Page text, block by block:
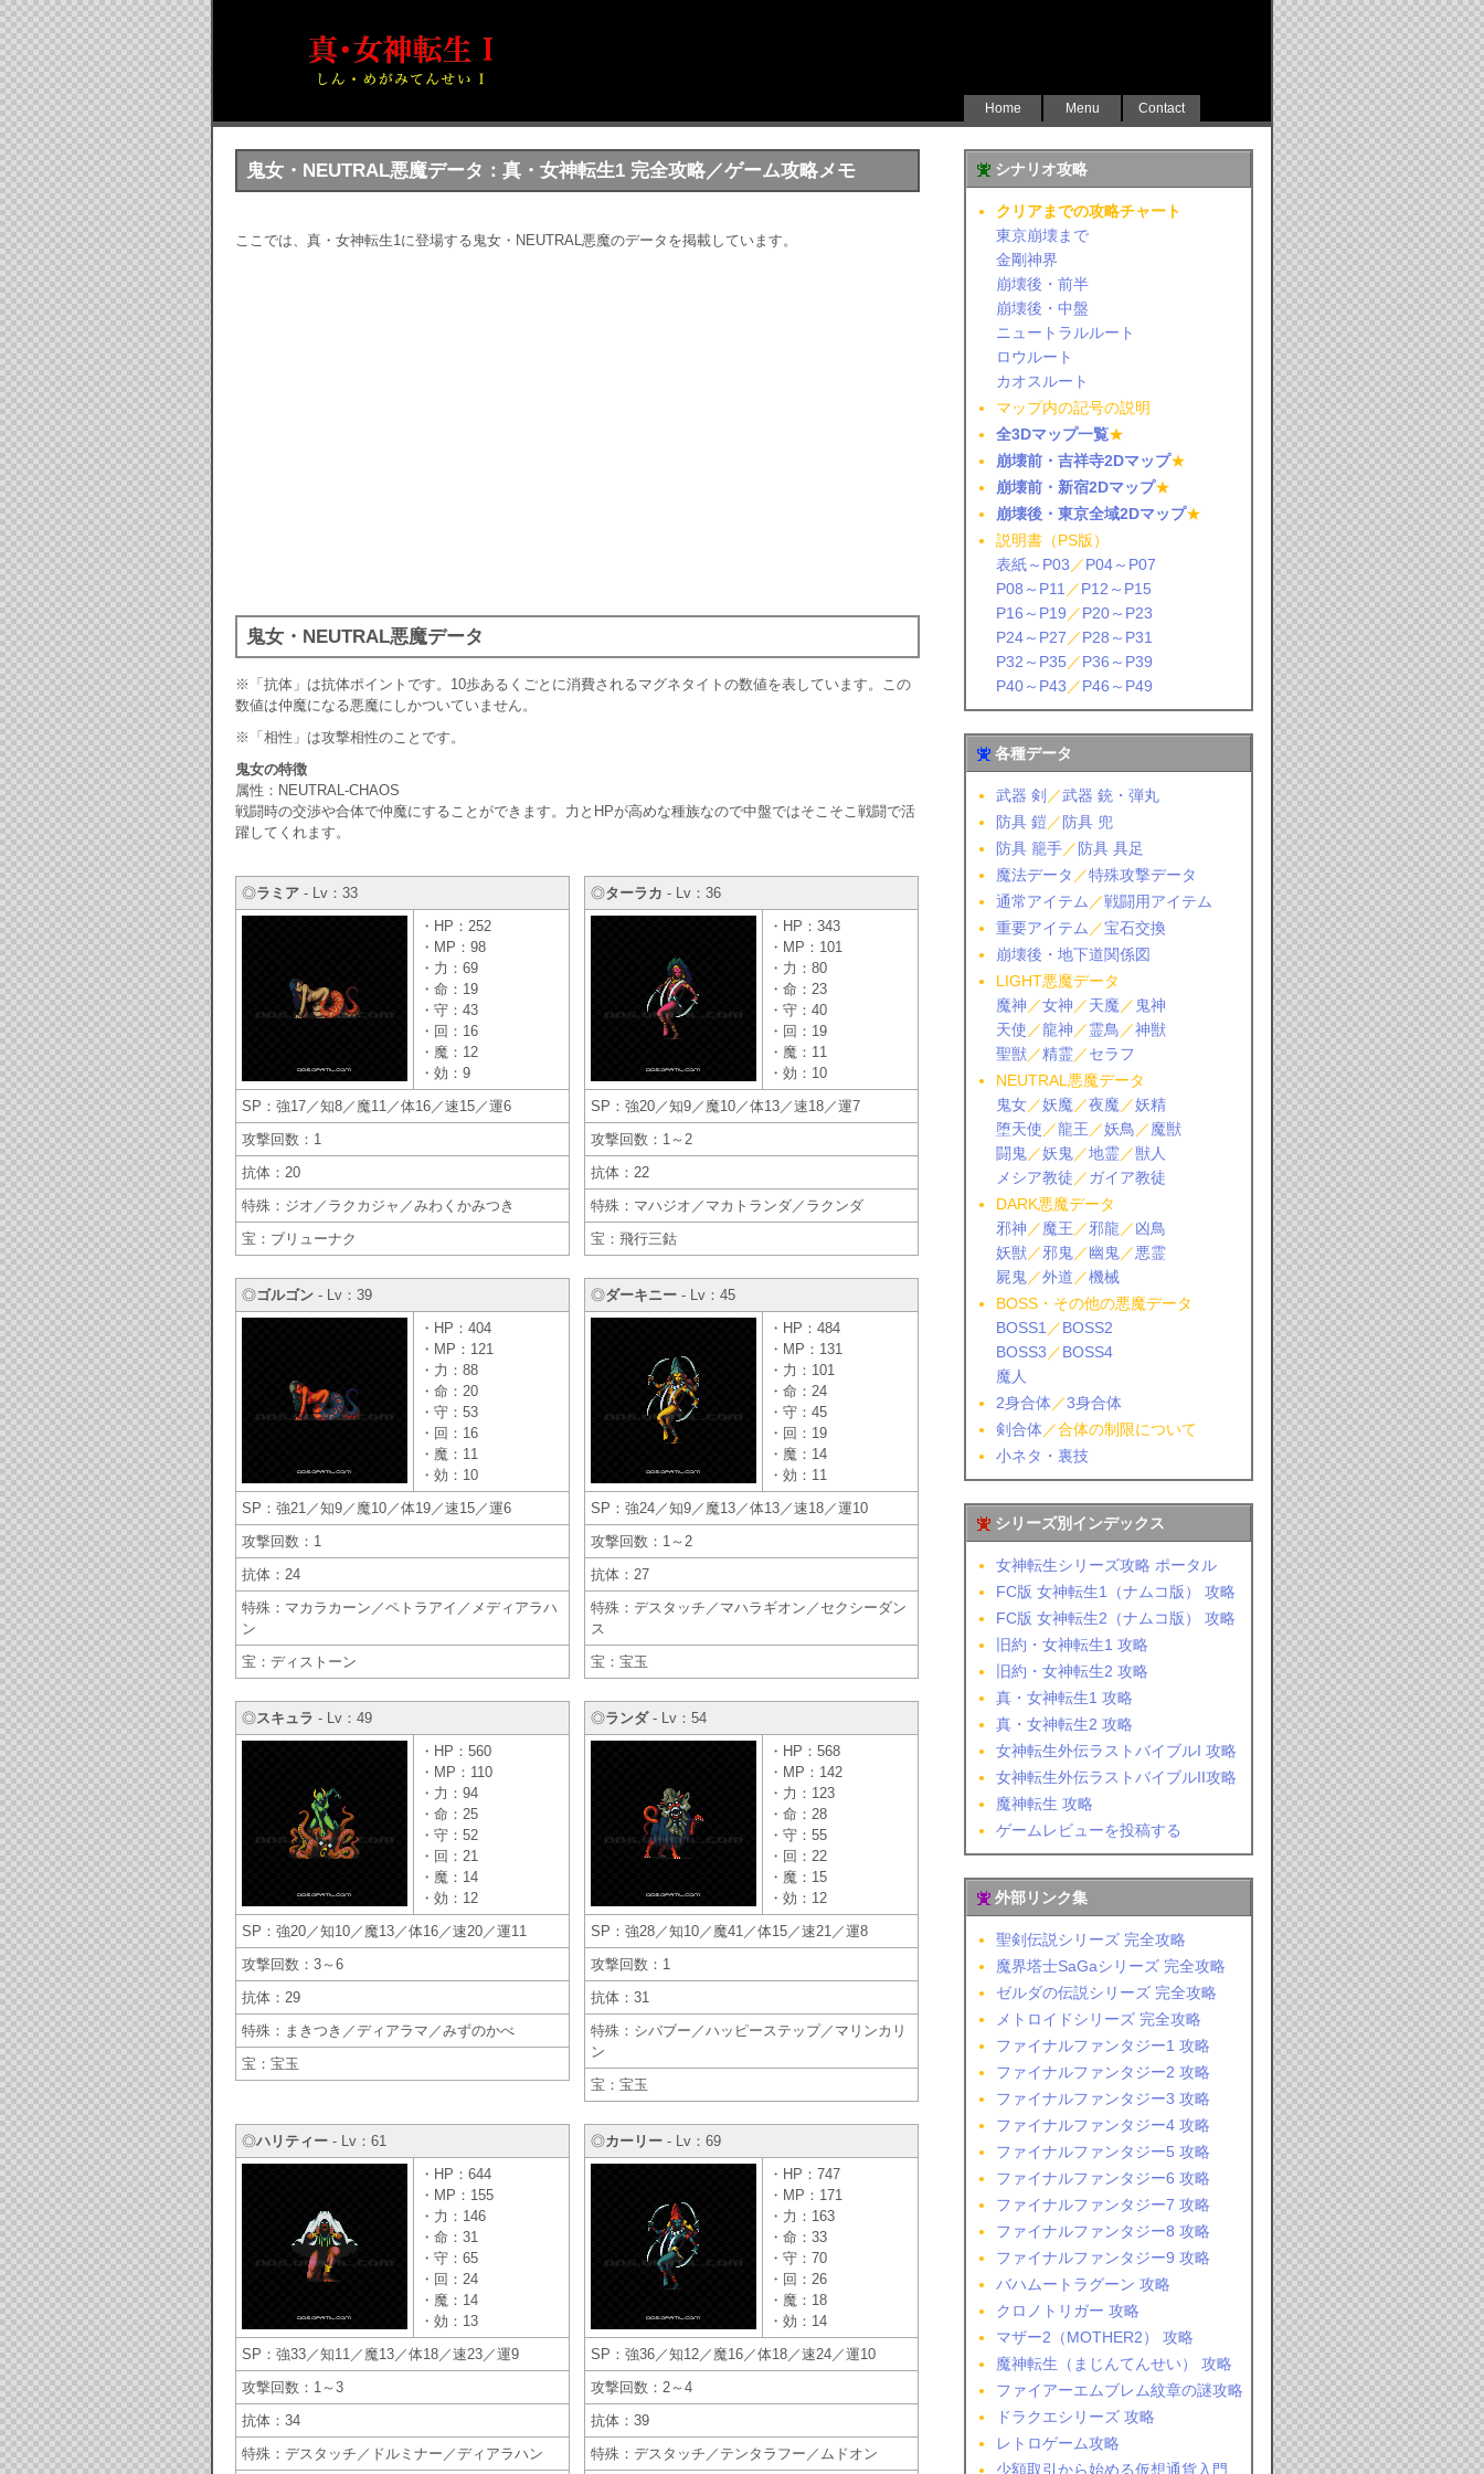
Home Menu Contact
鬼女・NEUTRAL悪魔データ：真・女神転生1 完全攻略／ゲーム攻略メモ
ここでは、真・女神転生1に登場する鬼女・NEUTRAL悪魔のデータを掲載しています。
鬼女・NEUTRAL悪魔データ
※「抗体」は抗体ポイントです。10歩あるくごとに消費されるマグネタイトの数値を表しています。この
数値は仲魔になる悪魔にしかついていません。
※「相性」は攻撃相性のことです。
鬼女の特徴
属性：NEUTRAL-CHAOS
戦闘時の交渉や合体で仲魔にすることができます。力とHPが高めな種族なので中盤ではそこそこ戦闘で活
躍してくれます。
◎ラミア - Lv：33
・HP：252
・MP：98
・力：69
・命：19
・守：43
・回：16
・魔：12
・効：9
SP：強17／知8／魔11／体16／速15／運6
攻撃回数：1
抗体：20
特殊：ジオ／ラクカジャ／みわくかみつき
宝：ブリューナク
◎ターラカ - Lv：36
・HP：343
・MP：101
・力：80
・命：23
・守：40
・回：19
・魔：11
・効：10
SP：強20／知9／魔10／体13／速18／運7
攻撃回数：1～2
抗体：22
特殊：マハジオ／マカトランダ／ラクンダ
宝：飛行三鈷
◎ゴルゴン - Lv：39
・HP：404
・MP：121
・力：88
・命：20
・守：53
・回：16
・魔：11
・効：10
SP：強21／知9／魔10／体19／速15／運6
攻撃回数：1
抗体：24
特殊：マカラカーン／ペトラアイ／メディアラハ
ン
宝：ディストーン
◎ダーキニー - Lv：45
・HP：484
・MP：131
・力：101
・命：24
・守：45
・回：19
・魔：14
・効：11
SP：強24／知9／魔13／体13／速18／運10
攻撃回数：1～2
抗体：27
特殊：デスタッチ／マハラギオン／セクシーダン
ス
宝：宝玉
◎スキュラ - Lv：49
・HP：560
・MP：110
・力：94
・命：25
・守：52
・回：21
・魔：14
・効：12
SP：強20／知10／魔13／体16／速20／運11
攻撃回数：3～6
抗体：29
特殊：まきつき／ディアラマ／みずのかべ
宝：宝玉
◎ランダ- Lv：54
・HP：568
・MP：142
・力：123
・命：28
・守：55
・回：22
・魔：15
・効：12
SP：強28／知10／魔41／体15／速21／運8
攻撃回数：1
抗体：31
特殊：シバブー／ハッピーステップ／マリンカリ
ン
宝：宝玉
◎ハリティー - Lv：61
・HP：644
・MP：155
・力：146
・命：31
・守：65
・回：24
・魔：14
・効：13
SP：強33／知11／魔13／体18／速23／運9
攻撃回数：1～3
抗体：34
特殊：デスタッチ／ドルミナー／ディアラハン
◎カーリー - Lv：69
・HP：747
・MP：171
・力：163
・命：33
・守：70
・回：26
・魔：18
・効：14
SP：強36／知12／魔16／体18／速24／運10
攻撃回数：2～4
抗体：39
特殊：デスタッチ／テンタラフー／ムドオン
シナリオ攻略
クリアまでの攻略チャート
東京崩壊まで
金剛神界
崩壊後・前半
崩壊後・中盤
ニュートラルルート
ロウルート
カオスルート
マップ内の記号の説明
全3Dマップ一覧★
崩壊前・吉祥寺2Dマップ★
崩壊前・新宿2Dマップ★
崩壊後・東京全域2Dマップ★
説明書（PS版）
表紙～P03 ／P04～P07
P08～P11 ／P12～P15
P16～P19 ／P20～P23
P24～P27 ／P28～P31
P32～P35 ／P36～P39
P40～P43 ／P46～P49
各種データ
武器 剣 ／武器 銃・弾丸
防具 鎧 ／ 防具 兜
防具 籠手／ 防具 具足
魔法データ ／特殊攻撃データ
通常アイテム ／戦闘用アイテム
重要アイテム ／宝石交換
崩壊後・地下道関係図
LIGHT悪魔データ
魔神 ／女神 ／天魔 ／ 鬼神
天使 ／龍神 ／霊鳥 ／神獣
聖獣／精霊／セラフ
NEUTRAL悪魔データ
鬼女／妖魔 ／夜魔 ／妖精
堕天使 ／龍王 ／妖鳥 ／魔獣
闘鬼／妖鬼／地霊／獣人
メシア教徒 ／ガイア教徒
DARK悪魔データ
邪神 ／魔王 ／邪龍 ／凶鳥
妖獣／邪鬼／幽鬼／悪霊
屍鬼／外道 ／機械
BOSS・その他の悪魔データ
BOSS1 ／BOSS2
BOSS3 ／BOSS4
魔人
2身合体／3身合体
剣合体／合体の制限について
小ネタ・裏技
シリーズ別インデックス
女神転生シリーズ攻略 ポータル
FC版 女神転生1（ナムコ版） 攻略
FC版 女神転生2（ナムコ版） 攻略
旧約・女神転生1 攻略
旧約・女神転生2 攻略
真・女神転生1 攻略
真・女神転生2 攻略
女神転生外伝ラストバイブルI 攻略
女神転生外伝ラストバイブルII攻略
魔神転生 攻略
ゲームレビューを投稿する
外部リンク集
聖剣伝説シリーズ 完全攻略
魔界塔士SaGaシリーズ 完全攻略
ゼルダの伝説シリーズ 完全攻略
メトロイドシリーズ 完全攻略
ファイナルファンタジー1 攻略
ファイナルファンタジー2 攻略
ファイナルファンタジー3 攻略
ファイナルファンタジー4 攻略
ファイナルファンタジー5 攻略
ファイナルファンタジー6 攻略
ファイナルファンタジー7 攻略
ファイナルファンタジー8 攻略
ファイナルファンタジー9 攻略
バハムートラグーン 攻略
クロノトリガー 攻略
マザー2（MOTHER2） 攻略
魔神転生（まじんてんせい） 攻略
ファイアーエムブレム紋章の謎攻略
ドラクエシリーズ 攻略
レトロゲーム攻略
少額取引から始める仮想通貨入門